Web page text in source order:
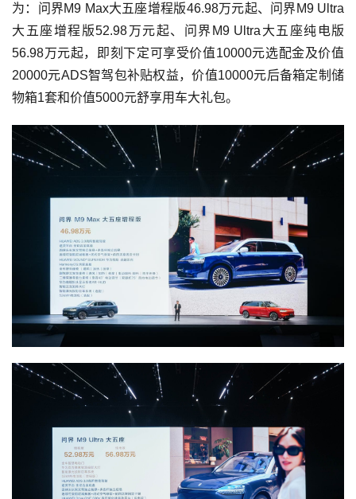
为：问界M9 Max大五座增程版46.98万元起、问界M9 Ultra
大五座增程版52.98万元起、问界M9 Ultra大五座纯电版
56.98万元起，即刻下定可享受价值10000元选配金及价值
20000元ADS智驾包补贴权益，价值10000元后备箱定制储
物箱1套和价值5000元舒享用车大礼包。